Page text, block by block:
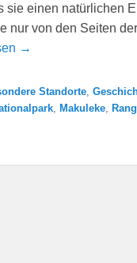
sie einen natürlichen
nur von den Seiten
→
Standorte
Makuleke